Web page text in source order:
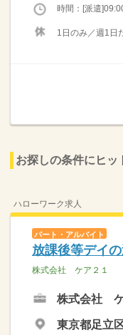
時間：[派遣
1日のみ／週1日
お探しの条件にヒッ
ハローワーク求人
パート・アルバイト
放課後等デイ
株式会社 ケア２１
株式会社
東京都足立